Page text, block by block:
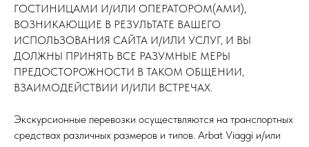
ГОСТИНИЦАМИ И/ИЛИ ОПЕРАТОРОМ(АМИ),
ВОЗНИКАЮЩИЕ В РЕЗУЛЬТАТЕ ВАШЕГО
ИСПОЛЬЗОВАНИЯ САЙТА И/ИЛИ УСЛУГ, И ВЫ
ДОЛЖНЫ ПРИНЯТЬ ВСЕ РАЗУМНЫЕ МЕРЫ
ПРЕДОСТОРОЖНОСТИ В ТАКОМ ОБЩЕНИИ,
ВЗАИМОДЕЙСТВИИ И/ИЛИ ВСТРЕЧАХ.
Экскурсионные перевозки осуществляются на транспортных
средствах различных размеров и типов. Arbat Viaggi и/или